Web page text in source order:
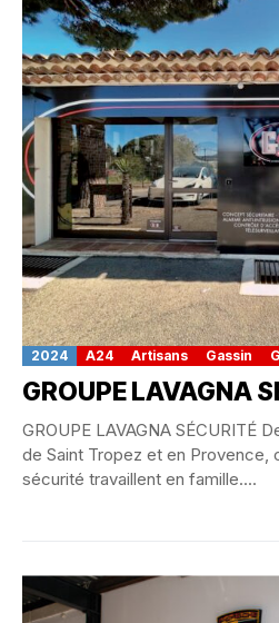
2024 A24 Artisans Gassin
GROUPE LAVAGNA
GROUPE LAVAGNA SÉCURITÉ
de Saint Tropez et en Provence,
sécurité travaillent en famille....